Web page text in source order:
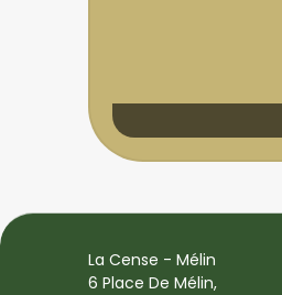
La Cense - Mélin
6 Place De Mélin,